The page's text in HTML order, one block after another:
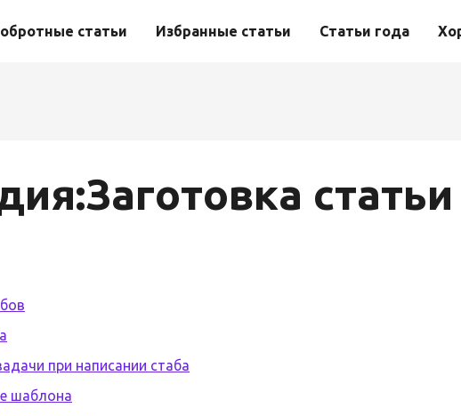
статьи Избранные статьи Статьи года
статьи
при написании стаба
шаблона